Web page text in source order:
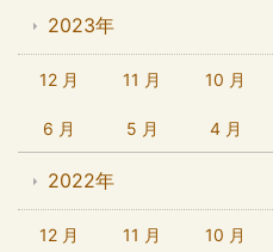
2023年
12 月 11 月 10 月
6 月 5 月 4 月
2022年
12 月 11 月 10 月